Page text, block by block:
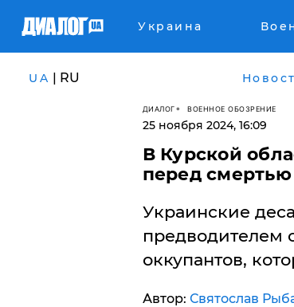
Украина
UA | RU
ДИАЛОГ ВОЕННОЕ ОБОЗРЕНИЕ
25 ноября 2024, 16:09
В Курской
перед
Украинские
предводителем
оккупантов,
Автор: Святослав